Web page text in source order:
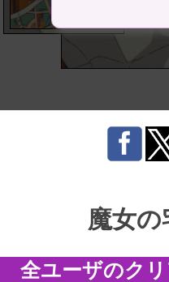
魔女の
全ユーザのク